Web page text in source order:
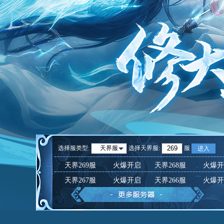
选择服类型: 天界服 选择天界服: 服 进入
天界269服 火爆开启 天界268服
火爆
天界267服
火爆开启 天界266服 火爆